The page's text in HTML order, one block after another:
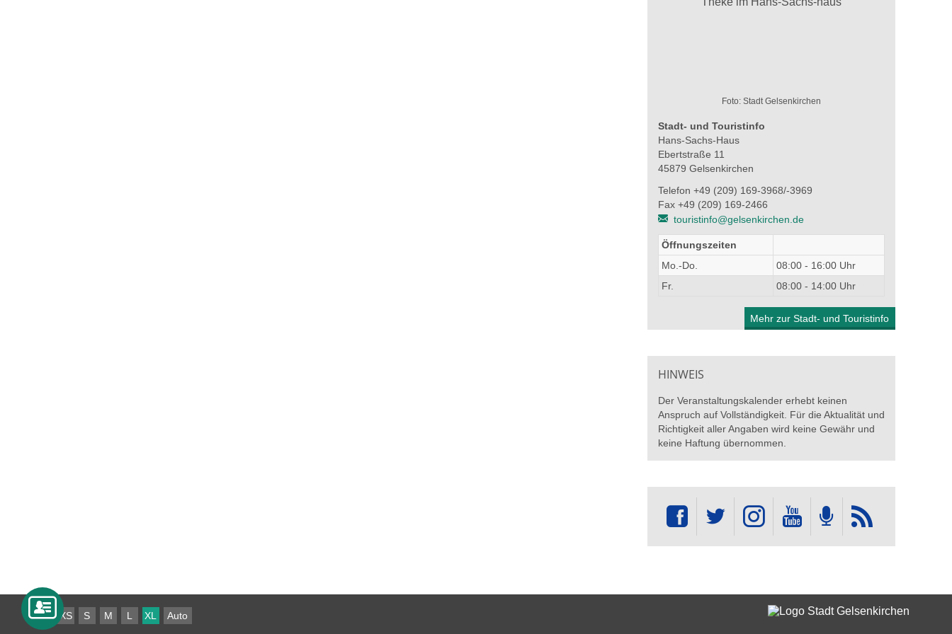
Foto: Stadt Gelsenkirchen
Stadt- und Touristinfo
Hans-Sachs-Haus
Ebertstraße 11
45879 Gelsenkirchen
Telefon +49 (209) 169-3968/-3969
Fax +49 (209) 169-2466
touristinfo@gelsenkirchen.de
Öffnungszeiten
Mo.-Do.
08:00 - 16:00 Uhr
Fr.
08:00 - 14:00 Uhr
Mehr zur Stadt- und Touristinfo
HINWEIS
Der Veranstaltungskalender erhebt keinen
Anspruch auf Vollständigkeit. Für die Aktualität und
Richtigkeit aller Angaben wird keine Gewähr und
keine Haftung übernommen.
XS S M L XL Auto